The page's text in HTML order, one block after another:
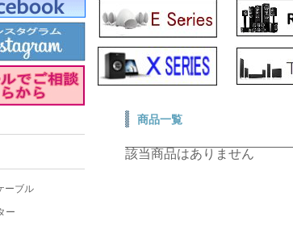
商品一覧
該当商品はありません
ーブル
ー